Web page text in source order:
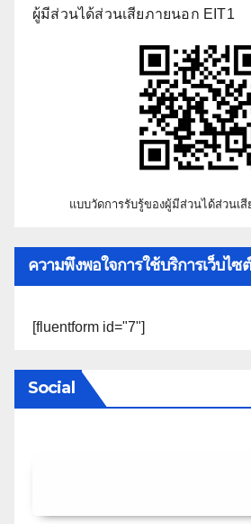
ผู้มีส่วนได้ส่วนเสียภายนอก EIT1
แบบวัดการรับรู้ของผู้มีส่วนได้ส่วนเ
ความพึงพอใจการใช้บริการเว็บไซต์
[fluentform id="7"]
Social